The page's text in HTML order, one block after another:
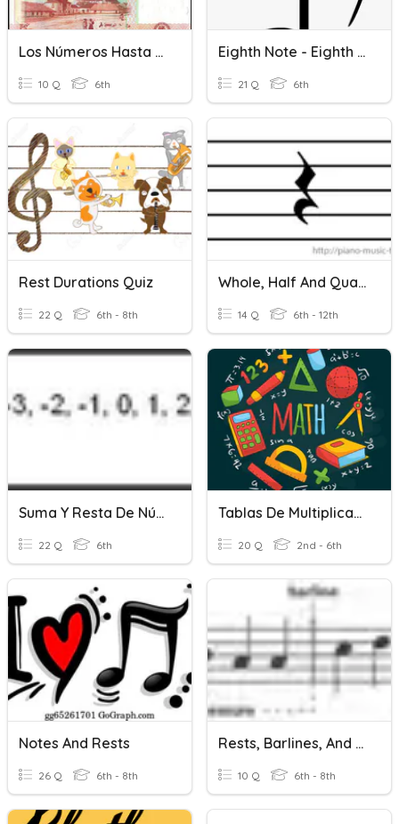
Los Números Hasta Millones
10 Q 6th
Eighth Note - Eighth Rest
21 Q 6th
Rest Durations Quiz
22 Q 6th - 8th
Whole, Half And Quarter Rests
14 Q 6th - 12th
Suma Y Resta De Números Enteros.
22 Q 6th
Tablas De Multiplicar (hasta La Tabla Del 5).
20 Q 2nd - 6th
Notes And Rests
26 Q 6th - 8th
Rests, Barlines, And Measures
10 Q 6th - 8th